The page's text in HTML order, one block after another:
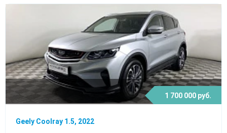
1 700 000 руб.
Geely Coolray 1.5, 2022